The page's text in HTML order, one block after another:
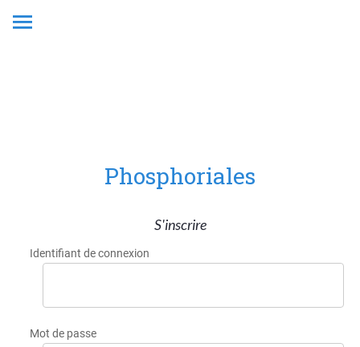
Phosphoriales
S'inscrire
Identifiant de connexion
Mot de passe